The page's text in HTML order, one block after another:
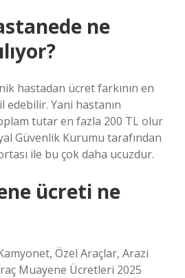
ne
hastadan ücret farkının en
edebilir. Yani hastanın
tutar en fazla 200 TL olur
Güvenlik Kurumu tarafından
ile bu çok daha ucuzdur.
ücreti ne
Özel Araçlar, Arazi
Muayene Ücretleri 2025